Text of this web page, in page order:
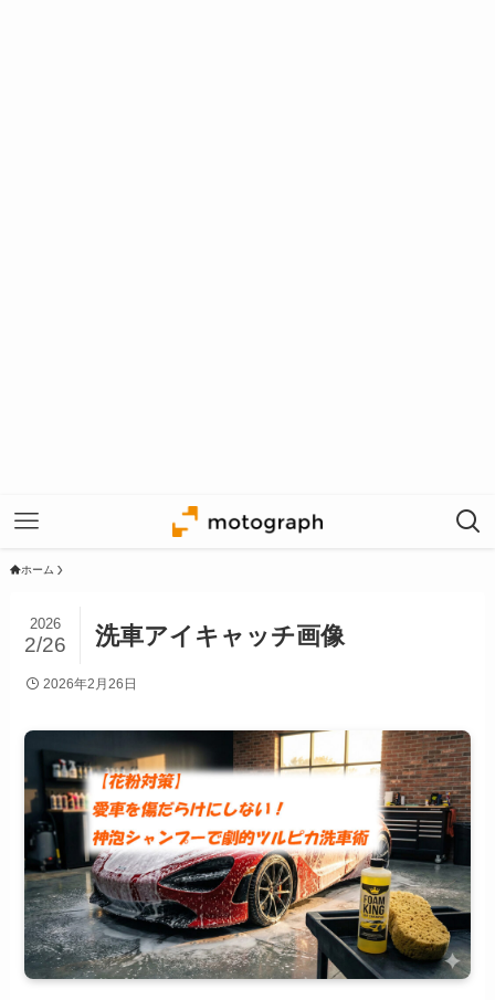
ホーム
洗車アイキャッチ画像
2026
2/26
2026年2月26日